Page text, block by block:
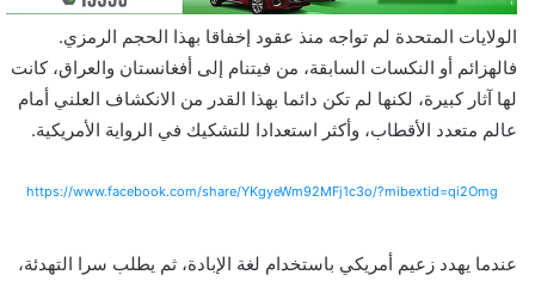
الولايات المتحدة لم تواجه منذ عقود إخفاقا بهذا الحجم الرمزي.
فالهزائم أو النكسات السابقة، من فيتنام إلى أفغانستان والعراق، كانت
لها آثار كبيرة، لكنها لم تكن دائما بهذا القدر من الانكشاف العلني أمام
عالم متعدد الأقطاب، وأكثر استعدادا للتشكيك في الرواية الأمريكية.
https://www.facebook.com/share/YKgyeWm92MFj1c3o/?mibextid=qi2Omg
عندما يهدد زعيم أمريكي باستخدام لغة الإبادة، ثم يطلب سرا التهدئة،